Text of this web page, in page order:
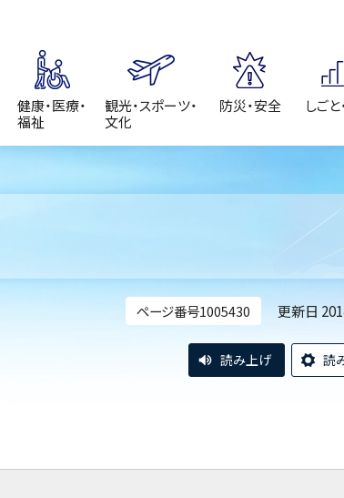
健康・医療・
福祉
観光・スポーツ・
文化
防災・安全 しご
ページ番号1005430 更新日
読み上げ 読